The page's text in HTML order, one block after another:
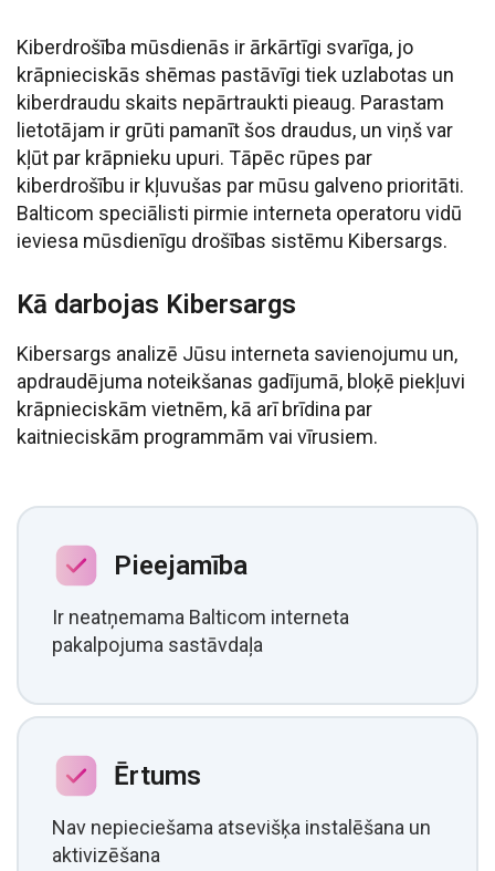
Kiberdrošība mūsdienās ir ārkārtīgi svarīga, jo
krāpnieciskās shēmas pastāvīgi tiek uzlabotas un
kiberdraudu skaits nepārtraukti pieaug. Parastam
lietotājam ir grūti pamanīt šos draudus, un viņš var
kļūt par krāpnieku upuri. Tāpēc rūpes par
kiberdrošību ir kļuvušas par mūsu galveno prioritāti.
Balticom speciālisti pirmie interneta operatoru vidū
ieviesa mūsdienīgu drošības sistēmu Kibersargs.
Kā darbojas Kibersargs
Kibersargs analizē Jūsu interneta savienojumu un,
apdraudējuma noteikšanas gadījumā, bloķē piekļuvi
krāpnieciskām vietnēm, kā arī brīdina par
kaitnieciskām programmām vai vīrusiem.
Pieejamība
Ir neatņemama Balticom interneta
pakalpojuma sastāvdaļa
Ērtums
Nav nepieciešama atsevišķa instalēšana un
aktivizēšana